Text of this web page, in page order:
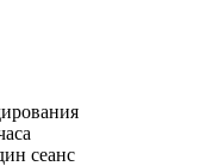
сеанс